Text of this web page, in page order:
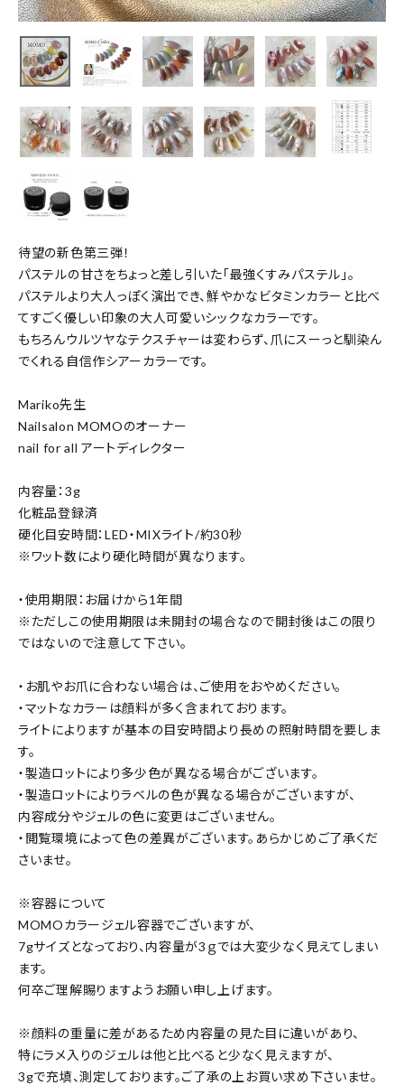
待望の新色第三弾！
パステルの甘さをちょっと差し引いた「最強くすみパステル」。
パステルより大人っぽく演出でき、鮮やかなビタミンカラーと比べ
てすごく優しい印象の大人可愛いシックなカラーです。
もちろんウルツヤなテクスチャーは変わらず、爪にスーっと馴染ん
でくれる自信作シアーカラーです。
Mariko先生
Nailsalon MOMOのオーナー
nail for all アートディレクター
内容量：3g
化粧品登録済
硬化目安時間：LED・MIXライト/約30秒
※ワット数により硬化時間が異なります。
・使用期限：お届けから1年間
※ただしこの使用期限は未開封の場合なので開封後はこの限り
ではないので注意して下さい。
・お肌やお爪に合わない場合は、ご使用をおやめください。
・マットなカラーは顔料が多く含まれております。
ライトによりますが基本の目安時間より長めの照射時間を要しま
す。
・製造ロットにより多少色が異なる場合がございます。
・製造ロットによりラベルの色が異なる場合がございますが、
内容成分やジェルの色に変更はございません。
・閲覧環境によって色の差異がございます。あらかじめご了承くだ
さいませ。
※容器について
MOMOカラージェル容器でございますが、
7gサイズとなっており、内容量が3ｇでは大変少なく見えてしまい
ます。
何卒ご理解賜りますようお願い申し上げます。
※顔料の重量に差があるため内容量の見た目に違いがあり、
特にラメ入りのジェルは他と比べると少なく見えますが、
3gで充填、測定しております。ご了承の上お買い求め下さいませ。